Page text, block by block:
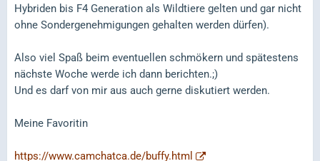
Hybriden bis F4 Generation als Wildtiere gelten und gar nicht
ohne Sondergenehmigungen gehalten werden dürfen).
Also viel Spaß beim eventuellen schmökern und spätestens
nächste Woche werde ich dann berichten.;)
Und es darf von mir aus auch gerne diskutiert werden.
Meine Favoritin
https://www.camchatca.de/buffy.html